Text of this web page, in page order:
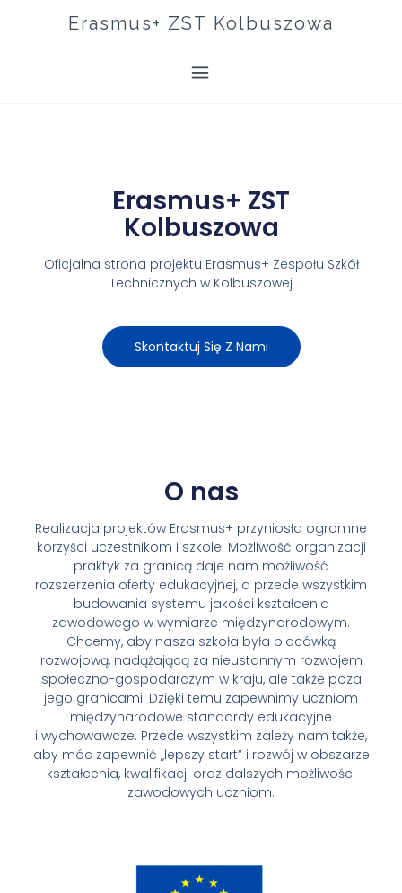
Erasmus+ ZST Kolbuszowa
Erasmus+ ZST
Kolbuszowa
Oficjalna strona projektu Erasmus+ Zespołu Szkół
Technicznych w Kolbuszowej
Skontaktuj Się Z Nami
O nas
Realizacja projektów Erasmus+ przyniosła ogromne
korzyści uczestnikom i szkole. Możliwość organizacji
praktyk za granicą daje nam możliwość
rozszerzenia oferty edukacyjnej, a przede wszystkim
budowania systemu jakości kształcenia
zawodowego w wymiarze międzynarodowym.
Chcemy, aby nasza szkoła była placówką
rozwojową, nadążającą za nieustannym rozwojem
społeczno-gospodarczym w kraju, ale także poza
jego granicami. Dzięki temu zapewnimy uczniom
międzynarodowe standardy edukacyjne
i wychowawcze. Przede wszystkim zależy nam także,
aby móc zapewnić „lepszy start” i rozwój w obszarze
kształcenia, kwalifikacji oraz dalszych możliwości
zawodowych uczniom.